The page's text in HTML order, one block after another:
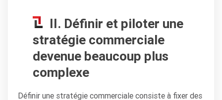
II. Définir et piloter une
stratégie commerciale
devenue beaucoup plus
complexe
Définir une stratégie commerciale consiste à fixer des